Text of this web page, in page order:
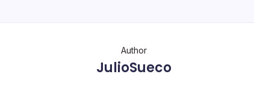
Author
JulioSueco